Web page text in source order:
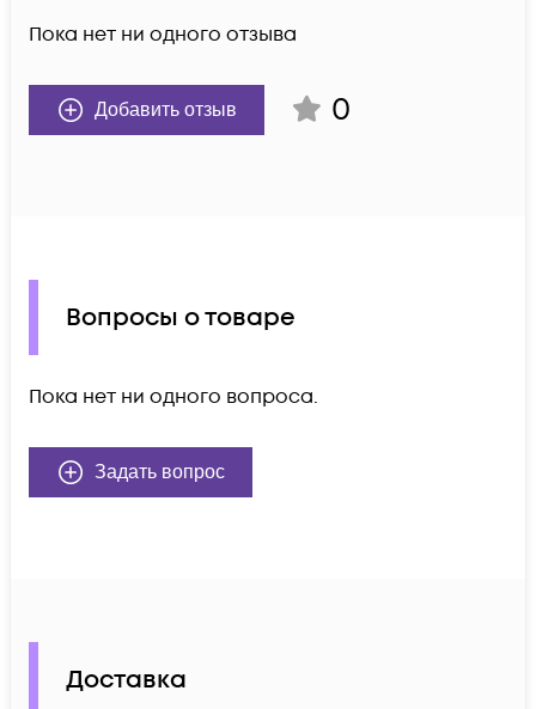
Пока нет ни одного отзыва
Добавить отзыв 0
Вопросы о товаре
Пока нет ни одного вопроса.
Задать вопрос
Доставка